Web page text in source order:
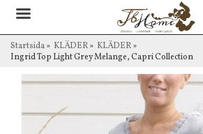
Startsida» KLÄDER» KLÄDER»
Ingrid Top Light Grey Melange, Capri Collection